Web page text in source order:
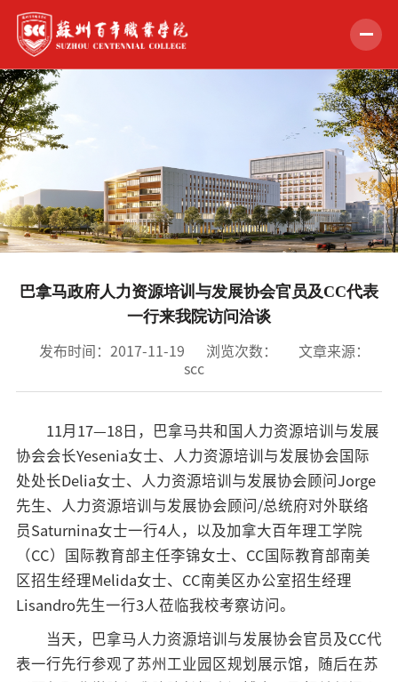
首页
组织机构
教学科研
党的建设
招标公告
人才招聘
我的门户 En 旧版
巴拿马政府人力资源培训与发展协会官员及CC代表
一行来我院访问洽谈
发布时间：2017-11-19 浏览次数：
文章来源：
scc
11月17—18日，巴拿马共和国人力资源培训与发展
协会会长Yesenia女士、人力资源培训与发展协会国际
处处长Delia女士、人力资源培训与发展协会顾问Jorge
先生、人力资源培训与发展协会顾问/总统府对外联络
员Saturnina女士一行4人，以及加拿大百年理工学院
（CC）国际教育部主任李锦女士、CC国际教育部南美
区招生经理Melida女士、CC南美区办公室招生经理
Lisandro先生一行3人莅临我校考察访问。
当天，巴拿马人力资源培训与发展协会官员及CC代
表一行先行参观了苏州工业园区规划展示馆，随后在苏